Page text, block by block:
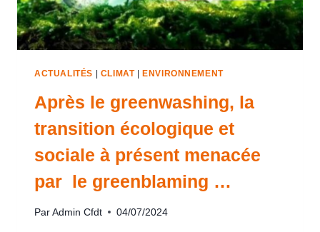
ACTUALITÉS CLIMAT| ENVIRONNEMENT
Après le greenwashing, la
transition écologique et
sociale à présent menacée
par le greenblaming …
Par Admin Cfdt 04/07/2024